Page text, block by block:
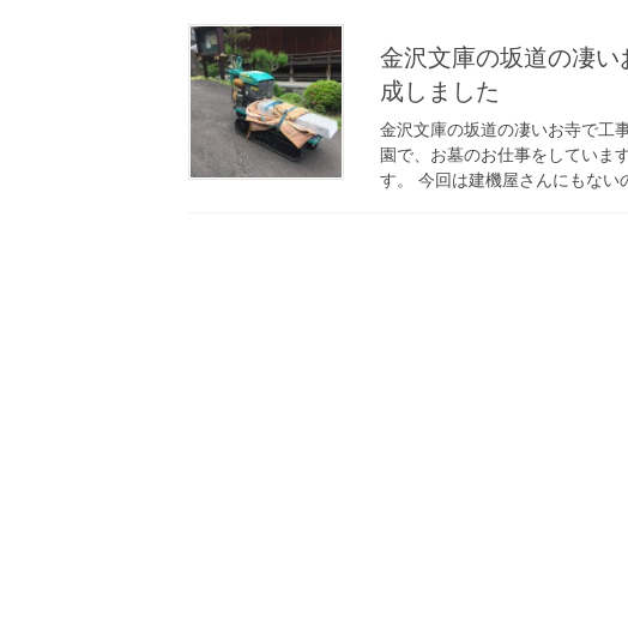
金沢文庫の坂道の凄
成しました
金沢文庫の坂道の凄いお寺で工
園で、お墓のお仕事をしていま
す。 今回は建機屋さんにもな